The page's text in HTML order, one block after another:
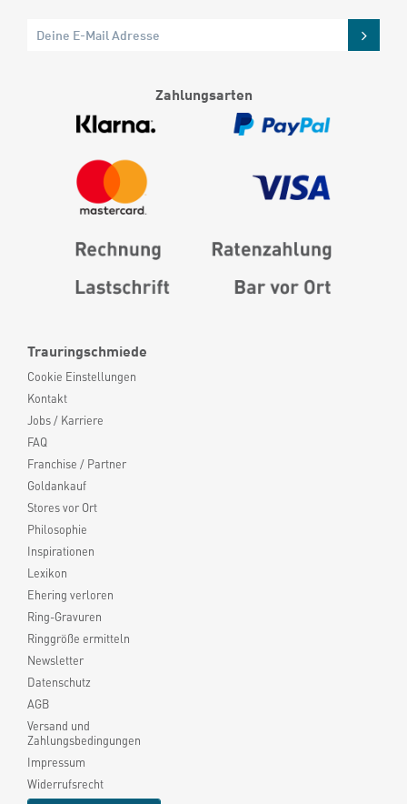
Trauringschmiede
Cookie Einstellungen
Kontakt
Jobs / Karriere
FAQ
Franchise / Partner
Goldankauf
Stores vor Ort
Philosophie
Inspirationen
Lexikon
Ehering verloren
Ring-Gravuren
Ringgröße ermitteln
Newsletter
Datenschutz
AGB
Versand und
Zahlungsbedingungen
Impressum
Widerrufsrecht
Zahlungsarten